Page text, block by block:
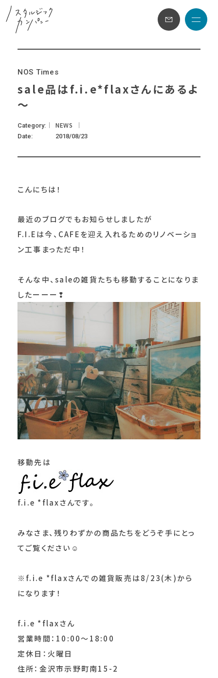
メニ
NOS Times
sale品はf.i.e*flaxさんにあるよ
～
Category NEWS
Date 2018/08/23
こんにちは！
最近のブログでもお知らせしましたが
F.I.Eは今、CAFEを迎え入れるためのリノベーショ
ン工事まっただ中！
そんな中、saleの雑貨たちも移動することになりま
したーーー❢
移動先は
f.i.e *flaxさんです。
みなさま、残りわずかの商品たちをどうぞ手にとっ
てご覧ください☺
※f.i.e *flaxさんでの雑貨販売は8/23(木)から
になります！
f.i.e *flaxさん
営業時間：10:00～18:00
定休日：火曜日
住所：金沢市示野町南15-2